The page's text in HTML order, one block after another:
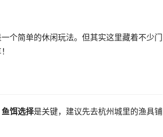
个简单的休闲玩法。但其实这里藏着不少门
鱼饵选择是关键，建议先去杭州城里的渔具铺